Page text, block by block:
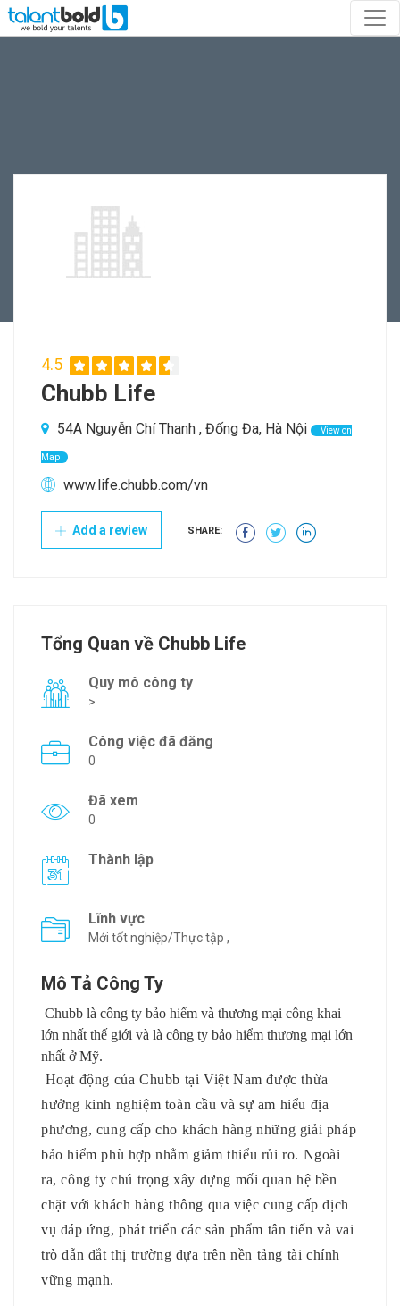
4.5
Chubb Life
54A Nguyễn Chí Thanh , Đống Đa, Hà Nội View on
Map
www.life.chubb.com/vn
Add a review SHARE:
Tổng Quan về Chubb Life
Quy mô công ty
>
Công việc đã đăng
0
Đã xem
0
Thành lập
Lĩnh vực
Mới tốt nghiệp/Thực tập ,
Mô Tả Công Ty
Chubb là công ty bảo hiểm và thương mại công khai
lớn nhất thế giới và là công ty bảo hiểm thương mại lớn
nhất ở Mỹ.
Hoạt động của Chubb tại Việt Nam được thừa
hưởng kinh nghiệm toàn cầu và sự am hiểu địa
phương, cung cấp cho khách hàng những giải pháp
bảo hiểm phù hợp nhằm giảm thiểu rủi ro. Ngoài
ra, công ty chú trọng xây dựng mối quan hệ bền
chặt với khách hàng thông qua việc cung cấp dịch
vụ đáp ứng, phát triển các sản phẩm tân tiến và vai
trò dẫn dắt thị trường dựa trên nền tảng tài chính
vững mạnh.